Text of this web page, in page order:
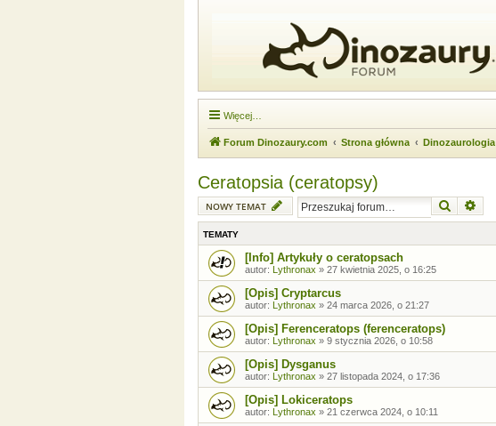
Więcej…
Forum Dinozaury.com Strona główna Dinozaurologia
Ceratopsia (ceratopsy)
NOWY TEMAT Szukaj
TEMATY
[Info] Artykuły o ceratopsach
autor: Lythronax » 27 kwietnia 2025, o 16:25
[Opis] Cryptarcus
autor: Lythronax » 24 marca 2026, o 21:27
[Opis] Ferenceratops (ferenceratops)
autor: Lythronax » 9 stycznia 2026, o 10:58
[Opis] Dysganus
autor: Lythronax » 27 listopada 2024, o 17:36
[Opis] Lokiceratops
autor: Lythronax » 21 czerwca 2024, o 10:11